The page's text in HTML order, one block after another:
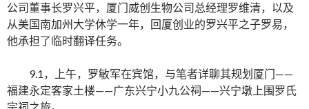
公司董事长罗兴平，厦门威创生物公司总经理罗维清，以及
从美国南加州大学休学一年，回厦创业的罗兴平之子罗易，
他承担了临时翻译任务。
9.1，上午，罗敏军在宾馆，与笔者详聊其规划厦门——
福建永定客家土楼——广东兴宁小九公祠——兴宁墩上围罗氏